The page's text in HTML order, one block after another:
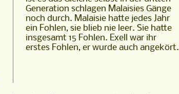
Generation schlagen Malaisies Gänge
noch durch. Malaisie hatte jedes Jahr
ein Fohlen, sie blieb nie leer. Sie hatte
insgesamt 15 Fohlen. Exell war ihr
erstes Fohlen, er wurde auch angekört.